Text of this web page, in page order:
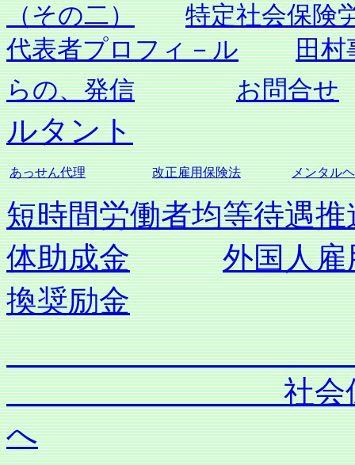
（その二）
特定社会保険
代表者プロフィ－ル
田
らの、発信
お問合せ
ルタント
あっせん代理 改正雇用保険法 メンタル
短時間労働者均等待遇
体助成金
外国人
換奨励金
社会保険労務
へ